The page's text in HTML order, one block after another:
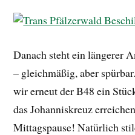
Danach steht ein längerer
– gleichmäßig, aber
wir erneut der B48 ein
das Johanniskreuz
Mittagspause! Natürlich